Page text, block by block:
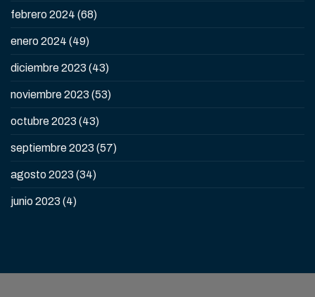
febrero 2024 (68)
enero 2024 (49)
diciembre 2023 (43)
noviembre 2023 (53)
octubre 2023 (43)
septiembre 2023 (57)
agosto 2023 (34)
junio 2023 (4)